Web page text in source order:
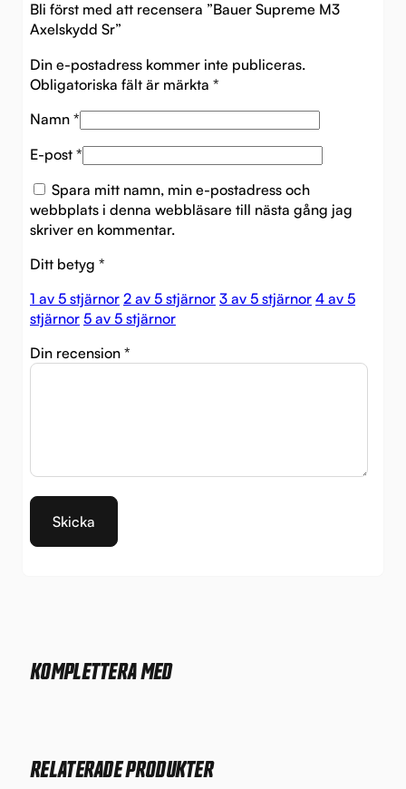
Bli först med att recensera ”Bauer Supreme M3
Axelskydd Sr”
Din e-postadress kommer inte publiceras.
Obligatoriska fält är märkta *
Namn *
E-post *
Spara mitt namn, min e-postadress och
webbplats i denna webbläsare till nästa gång jag
skriver en kommentar.
Ditt betyg *
1 av 5 stjärnor 2 av 5 stjärnor 3 av 5 stjärnor 4 av 5
stjärnor 5 av 5 stjärnor
Din recension *
KOMPLETTERA MED
RELATERADE PRODUKTER